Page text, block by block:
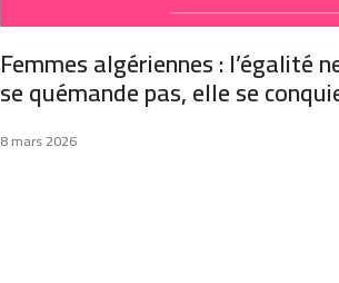
Femmes algériennes : l’égalité
se quémande pas, elle se
8 mars 2026